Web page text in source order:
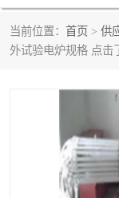
当前位置： 首页 > 供
外试验电炉规格 点击
红外加热设备
红外辐射涂料
红外辐射加热
红外加热元件